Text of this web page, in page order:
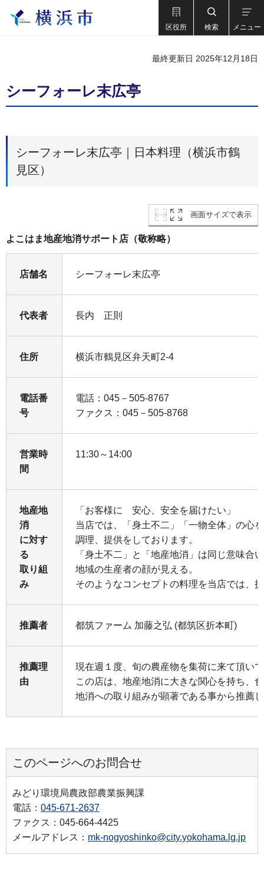
区役所 検索 メニュー
最終更新日 2025年12月18日
シーフォーレ末広亭
シーフォーレ末広亭｜日本料理（横浜市鶴
見区）
画面サイズで表示
よこはま地産地消サポート店（敬称略）
店舗名 シーフォーレ末広亭
代表者 長内 正則
住所 横浜市鶴見区弁天町2-4
電話番
号
電話：045－505-8767
ファクス：045－505-8768
営業時
間
11:30～14:00
地産地
消
に対す
る
取り組
み
「お客様に 安心、安全を届けたい」
当店では、「身土不二」「一物全体」の心
調理、提供をしております。
「身土不二」と「地産地消」は同じ意味
地域の生産者の顔が見える。
そのようなコンセプトの料理を当店では、
推薦者 都筑ファーム 加藤之弘 (都筑区折本町)
推薦理
由
現在週１度、旬の農産物を集荷に来て頂い
この店は、地産地消に大きな関心を持ち、
地消への取り組みが顕著である事から推薦
このページへのお問合せ
みどり環境局農政部農業振興課
電話： 045-671-2637
ファクス：045-664-4425
メールアドレス： mk-nogyoshinko@city.yokohama.lg.jp